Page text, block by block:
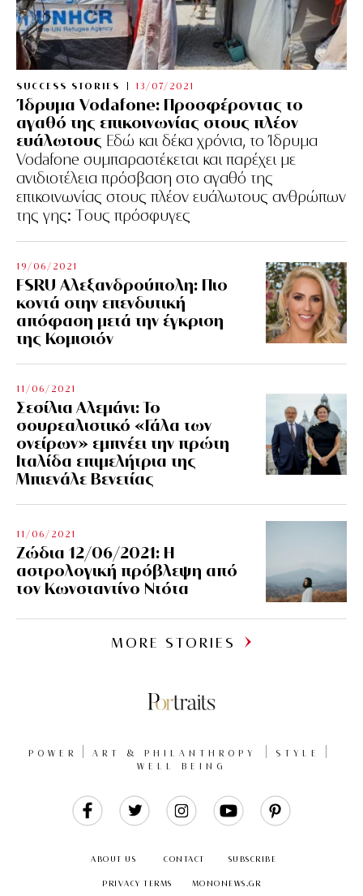
SUCCESS STORIES 13/07/2021
Ίδρυμα Vodafone: Προσφέροντας το
αγαθό της επικοινωνίας στους πλέον
ευάλωτους Εδώ και δέκα χρόνια, το Ίδρυμα
Vodafone συμπαραστέκεται και παρέχει με
ανιδιοτέλεια πρόσβαση στο αγαθό της
επικοινωνίας στους πλέον ευάλωτους ανθρώπων
της γης: Tους πρόσφυγες
19/06/2021
FSRU Αλεξανδρούπολη: Πιο
κοντά στην επενδυτική
απόφαση μετά την έγκριση
της Κομισιόν
11/06/2021
Σεσίλια Αλεμάνι: Το
σουρεαλιστικό «Γάλα των
ονείρων» εμπνέει την πρώτη
Ιταλίδα επιμελήτρια της
Μπιενάλε Βενετίας
11/06/2021
Ζώδια 12/06/2021: Η
αστρολογική πρόβλεψη από
τον Κωνσταντίνο Ντότα
MORE STORIES
POWER ART & PHILANTHROPY
STYLE
WELL BEING
ABOUT US CONTACT SUBSCRIBE
PRIVACY TERMS MONONEWS.GR